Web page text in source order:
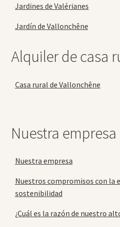
Jardines de Valérianes
Jardín de Vallonchêne
Alquiler de casa
Casa rural de Vallonchêne
Nuestra empresa
Nuestra empresa
Nuestros compromisos con la
sostenibilidad
¿Cuál es la razón de nuestro